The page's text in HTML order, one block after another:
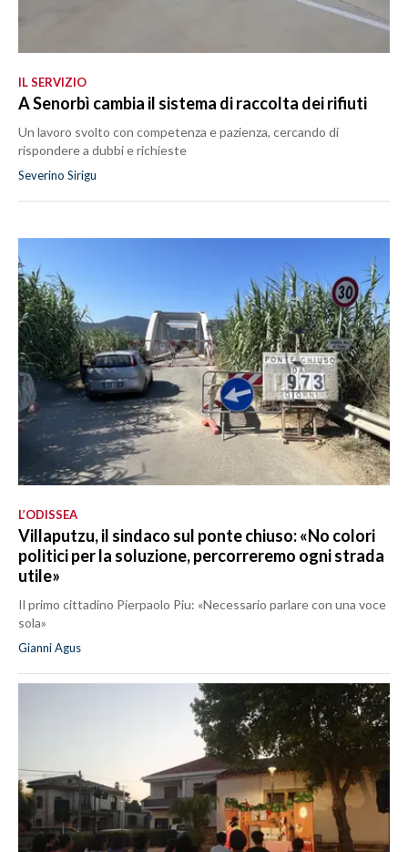
IL SERVIZIO
A Senorbì cambia il sistema di raccolta dei rifiuti
Un lavoro svolto con competenza e pazienza, cercando di
rispondere a dubbi e richieste
Severino Sirigu
L’ODISSEA
Villaputzu, il sindaco sul ponte chiuso: «No colori
politici per la soluzione, percorreremo ogni strada
utile»
Il primo cittadino Pierpaolo Piu: «Necessario parlare con una voce
sola»
Gianni Agus